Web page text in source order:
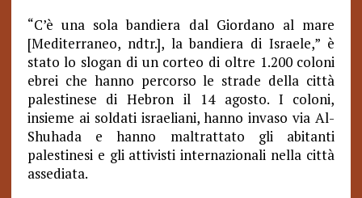
“C’è una sola bandiera dal Giordano al mare
[Mediterraneo, ndtr.], la bandiera di Israele,” è
stato lo slogan di un corteo di oltre 1.200 coloni
ebrei che hanno percorso le strade della città
palestinese di Hebron il 14 agosto. I coloni,
insieme ai soldati israeliani, hanno invaso via Al-
Shuhada e hanno maltrattato gli abitanti
palestinesi e gli attivisti internazionali nella città
assediata.